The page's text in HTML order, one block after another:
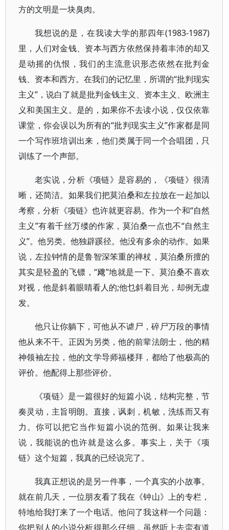
方的文明是一块臭肉。
我想说的是，在我读大学的那四年(1983-1987)
里，人们对金钱、资本与西方依然保持着丰沛的却又
是动摇的仇恨，我们的主流意识形态依然在批判金
钱、资本和西方。在我们的记忆里，所谓的“批判现实
主义”，说白了就是批判金钱主义、资本主义、欧洲主
义和美国主义。是的，如果你不去读小说，仅仅依靠
课堂，你会误以为所有的“批判现实主义”作家都是同
一个写作班培训出来，他们类属于同一个合唱团，只
训练了一个声部。
老实说，分析《项链》是容易的，《项链》很清
晰，还简洁。如果我们把莫泊桑和左拉放在一起加以
考察，分析《项链》也许就更容易。作为一个和“自然
主义”有着千丝万缕的作家，莫泊桑一点也不“自然主
义”。他另类。他独辟蹊径。他没有多余的动作。如果
说，左拉钟情的是鲁智深笨重的禅杖，莫泊桑所擅的
其实是轻盈的飞镖，“飕”地就是一下。莫泊桑不喜欢
对视，他是斜着眼睛看人的;他乜斜着目光，却例无虚
发。
他只让你躺下，可他从不谑尸，碎尸万段的事情
他从来不干。正因为另类，他的前辈法朗士，他的精
神领袖左拉，他的文学导师福楼拜，都给了他极高的
评价。他配得上那些评价。
《项链》是一篇很好的短篇小说，结构完整，节
奏灵动，主旨明朗。直接，讽刺，机敏，洗练而又有
力。你可以把它当作短篇小说的范例。如果让我来
说，我能说的也许就是这么多。事实上，关于《项
链》这个短篇，我真的已经说完了。
我真正想说的是另一件事，一个真实的小故事。
就在前几天，一位朋友看了我在《钟山》上的专栏，
特地给我打来了一个电话。他问了我这样一个问题：
你把别人的小说分析得那么仔细，虽然听上去蛮有道